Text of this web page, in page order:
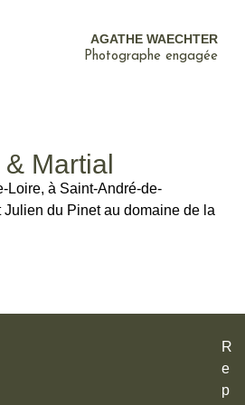
AGATHE WAECHTER
Photographe engagée
Martial
Loire, à Saint-André-de-
du Pinet au domaine de la
R
e
p